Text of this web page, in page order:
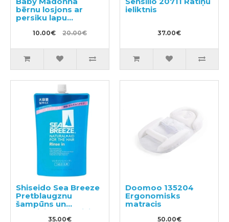
bērnu losjons ar
persiku lapu
10.00€ 20.00€
ieliktnis
37.00€
Shiseido Sea Breeze
Pretblaugznu
šampūns un
kondicionieris divi
35.00€
Doomoo 135204
Ergonomisks
matracis
50.00€